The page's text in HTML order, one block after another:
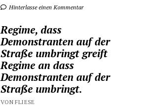
Hinterlasse einen Kommentar
Regime, dass
Demonstranten auf der
Straße umbringt greift
Regime an dass
Demonstranten auf der
Straße umbringt.
VON FLIESE